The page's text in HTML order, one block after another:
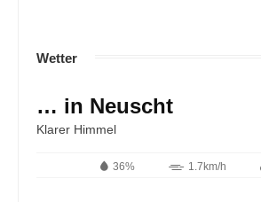
Wetter
… in Neuscht
Klarer Himmel
36% 1.7km/h